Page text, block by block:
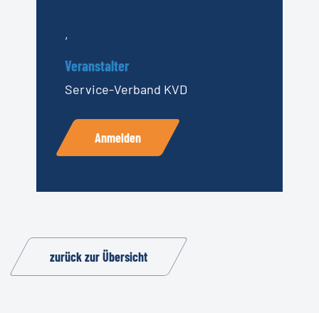
,
Veranstalter
Service-Verband KVD
Anmelden
zurück zur Übersicht